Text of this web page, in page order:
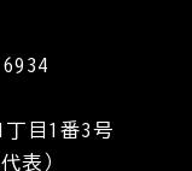
目1番3号
代表）